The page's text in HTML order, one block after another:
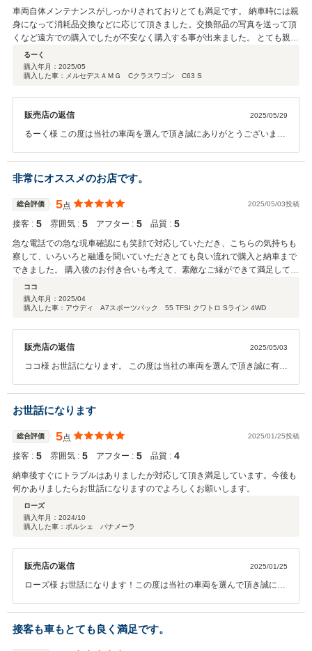
車両自体メンテナンスがしっかりされておりとても満足です。 納車時には親
身になって消耗品交換などに応じて頂きました。交換部品の写真を送って頂
くなど遠方での購入でしたが不安なく購入する事が出来ました。 とても親切
なお店だと思います。
るーく
購入年月： 2025/05
購入した車：メルセデスＡＭＧ Cクラスワゴン C63 S
販売店の返信 2025/05/29
るーく様 この度は当社の車両を選んで頂き誠にありがとうございまし
す。 遠方にはなりますが可能な限りサポートさせて頂きますので素敵
なカーライフをお過ごしください。 引き続き宜しくお願いします。
非常にオススメのお店です。
総合評価 5点 2025/05/03投稿
接客 : 5 雰囲気 : 5 アフター : 5 品質 : 5
急な電話での急な現車確認にも笑顔で対応していただき、こちらの気持ちも
察して、いろいろと融通を聞いていただきとても良い流れで購入と納車まで
できました。 購入後のお付き合いも考えて、素敵なご縁ができて満足してい
ます。
ココ
購入年月： 2025/04
購入した車：アウディ A7スポーツバック 55 TFSI クワトロ Sライン 4WD
販売店の返信 2025/05/03
ココ様 お世話になります。 この度は当社の車両を選んで頂き誠に有難
引き続き可能な限りサポートさせて頂きますので何卒宜しくお願いい
たします。 またお会いできる日を楽しみにお待ちしております。
お世話になります
総合評価 5点 2025/01/25投稿
接客 : 5 雰囲気 : 5 アフター : 5 品質 : 4
納車後すぐにトラブルはありましたが対応して頂き満足しています。今後も
何かありましたらお世話になりますのでよろしくお願いします。
ローズ
購入年月： 2024/10
購入した車：ポルシェ パナメーラ
販売店の返信 2025/01/25
ローズ様 お世話になります！この度は当社の車両を選んで頂き誠に有
ございません。 以後、再発しないように最善を尽くさせて頂きます。
引き続き宜しくお願いします！
接客も車もとても良く満足です。